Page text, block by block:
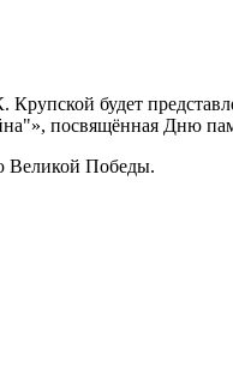
будет
посвящённая Дню
Великой Победы.